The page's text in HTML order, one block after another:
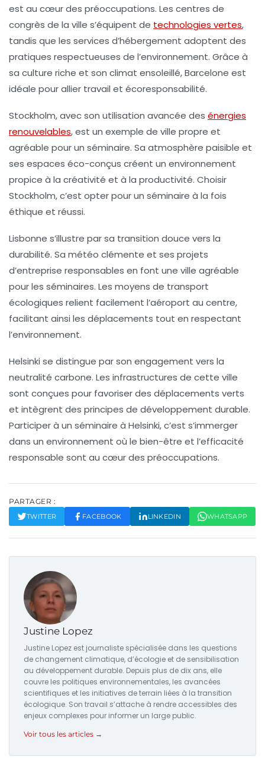
est au cœur des préoccupations. Les centres de
congrès de la ville s’équipent de technologies vertes,
tandis que les services d’hébergement adoptent des
pratiques respectueuses de l’environnement. Grâce à
sa culture riche et son climat ensoleillé, Barcelone est
idéale pour allier travail et écoresponsabilité.
Stockholm, avec son utilisation avancée des énergies
renouvelables, est un exemple de ville propre et
agréable pour un séminaire. Sa atmosphère paisible et
ses espaces éco-conçus créent un environnement
propice à la créativité et à la productivité. Choisir
Stockholm, c’est opter pour un séminaire à la fois
éthique et réussi.
Lisbonne s’illustre par sa transition douce vers la
durabilité. Sa météo clémente et ses projets
d’entreprise responsables en font une ville agréable
pour les séminaires. Les moyens de transport
écologiques relient facilement l’aéroport au centre,
facilitant ainsi les déplacements tout en respectant
l’environnement.
Helsinki se distingue par son engagement vers la
neutralité carbone. Les infrastructures de cette ville
sont conçues pour favoriser des déplacements verts
et intègrent des principes de développement durable.
Participer à un séminaire à Helsinki, c’est s’immerger
dans un environnement où le bien-être et l’efficacité
responsable sont au cœur des préoccupations.
PARTAGER :
TWITTER FACEBOOK LINKEDIN WHATSAPP
Justine Lopez
Justine Lopez est journaliste spécialisée dans les questions
de changement climatique, d’écologie et de sensibilisation
au développement durable. Depuis plus de dix ans, elle
couvre les politiques environnementales, les avancées
scientifiques et les initiatives de terrain liées à la transition
écologique. Son travail s’attache à rendre accessibles des
enjeux complexes pour informer un large public.
Voir tous les articles →